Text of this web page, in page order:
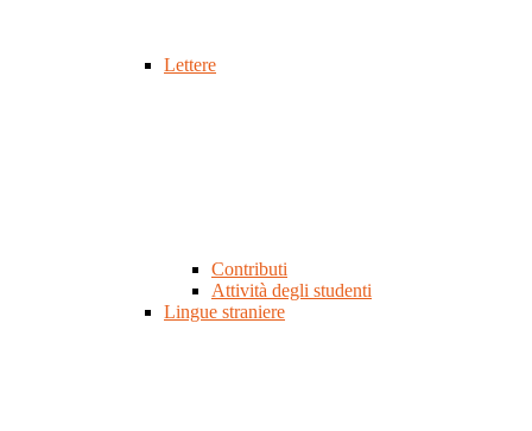
Lettere
Contributi
Attività degli studenti
Lingue straniere